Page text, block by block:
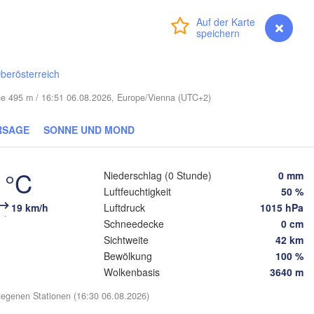
myVentusky Vorhersage
495 m / 16:51 06.08.2026, Europe/Vienna (UTC+2)
SONNE UND MOND
19 km/h
Niederschlag (0 Stunde)
0 mm
Luftfeuchtigkeit
50 %
Luftdruck
1015 hPa
Schneedecke
0 cm
Sichtweite
42 km
Bewölkung
100 %
Wolkenbasis
3640 m
Stationen (16:30 06.08.2026)
Бабруйск
(Babrujsk)
Баранавічы
(Baranavičy)
Житомир
(Zhytomyr)
Черкаси
(Khmelnytskyi) Вінниця
(Vinnytsia)
(Smolensk)
T